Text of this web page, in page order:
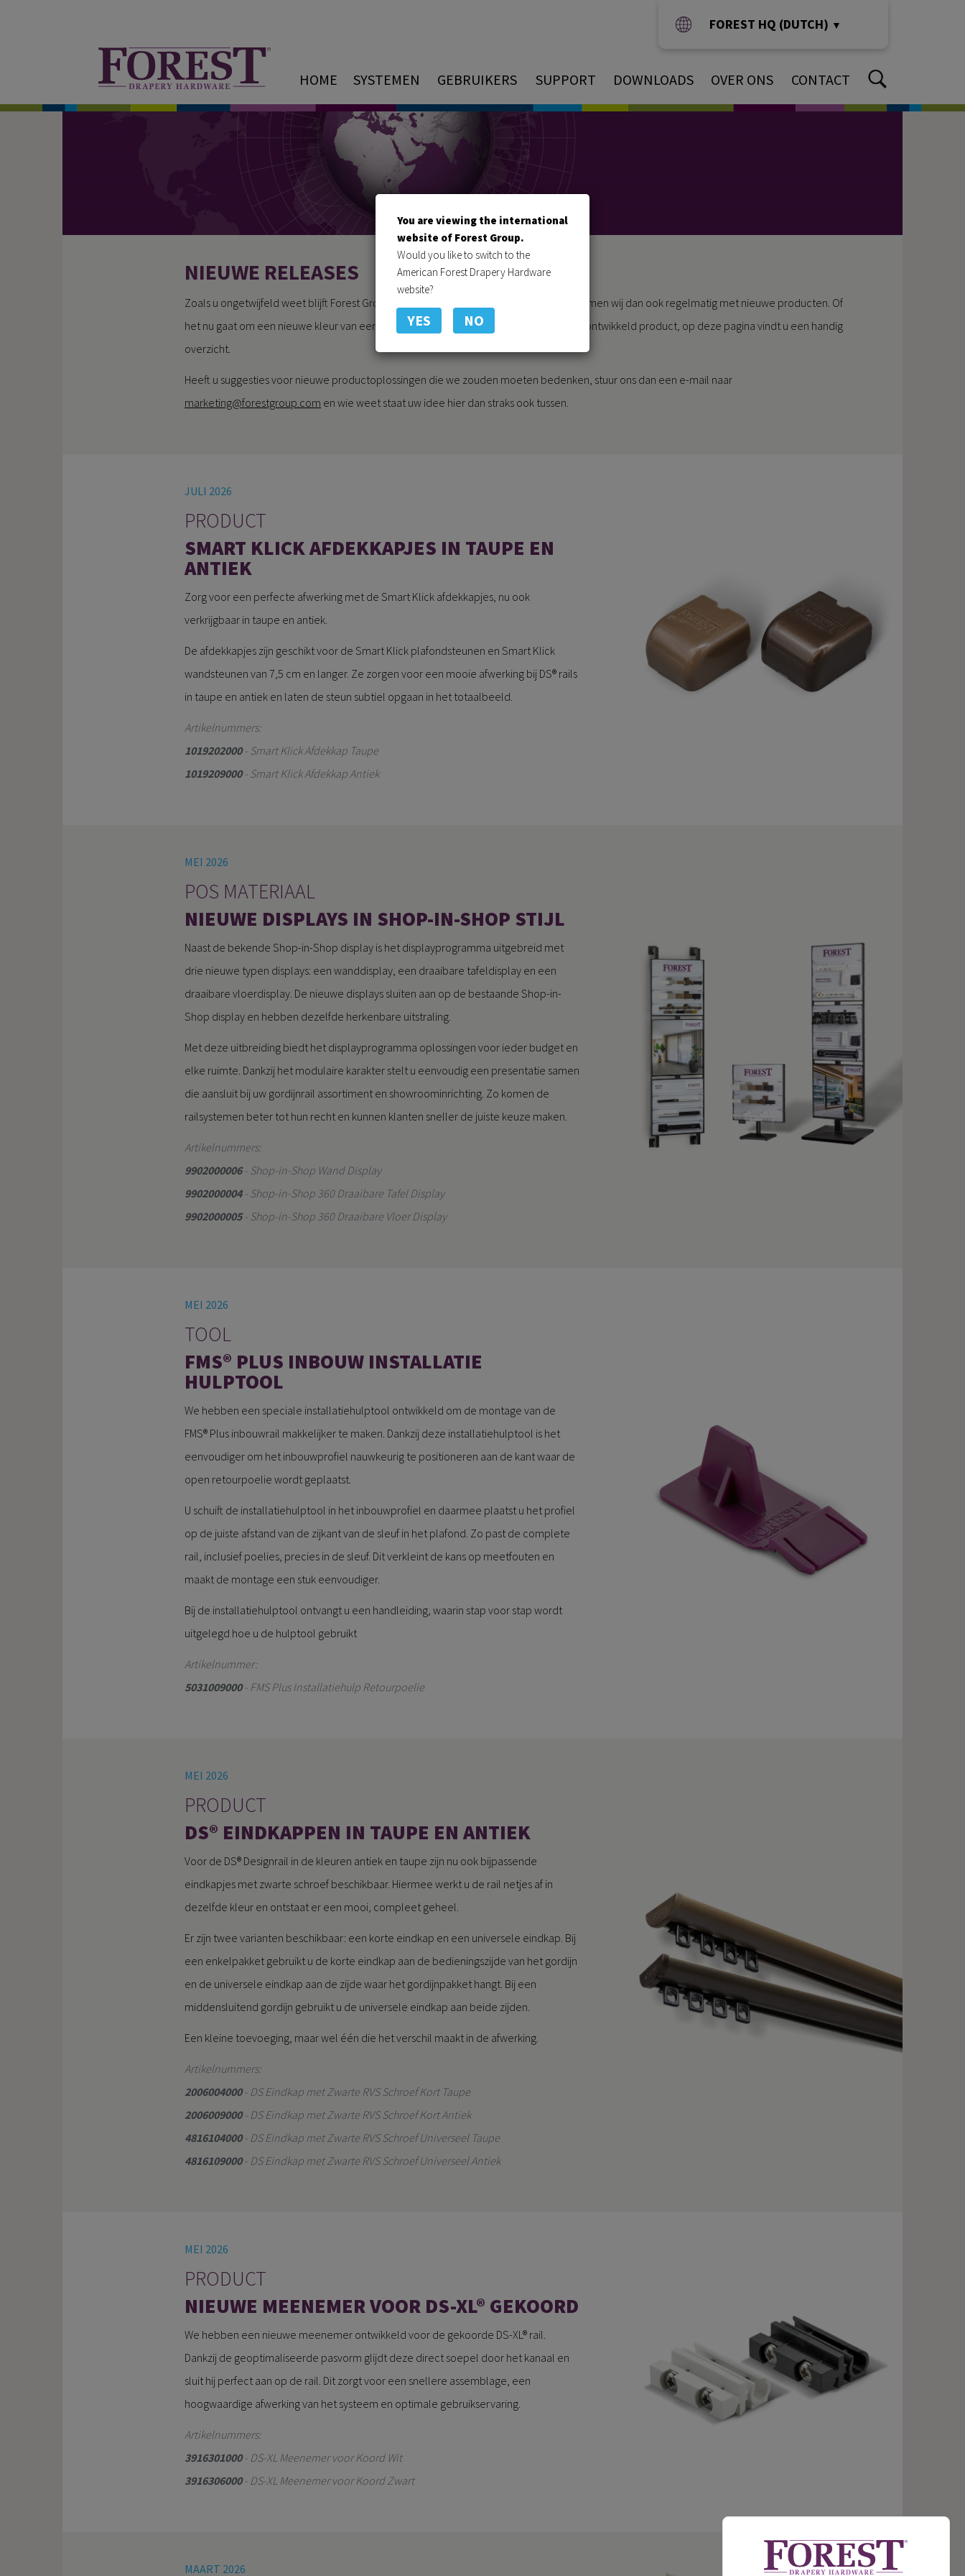
You are viewing the international
website of Forest Group.
Would you like to switch to the
American Forest Drapery Hardware
website?
YES NO
FOREST HQ (DUTCH) ▼
HOME SYSTEMEN GEBRUIKERS SUPPORT DOWNLOADS OVER ONS CONTACT
NIEUWE RELEASES
Zoals u ongetwijfeld weet blijft Forest Group continu innoveren; gedurende het jaar komen wij dan ook regelmatig met nieuwe producten. Of
het nu gaat om een nieuwe kleur van een bestaande eindkap of een compleet nieuw ontwikkeld product, op deze pagina vindt u een handig
overzicht.
Heeft u suggesties voor nieuwe productoplossingen die we zouden moeten bedenken, stuur ons dan een e-mail naar
marketing@forestgroup.com en wie weet staat uw idee hier dan straks ook tussen.
JULI 2026
PRODUCT
SMART KLICK AFDEKKAPJES IN TAUPE EN
ANTIEK
Zorg voor een perfecte afwerking met de Smart Klick afdekkapjes, nu ook
verkrijgbaar in taupe en antiek.
De afdekkapjes zijn geschikt voor de Smart Klick plafondsteunen en Smart Klick
wandsteunen van 7,5 cm en langer. Ze zorgen voor een mooie afwerking bij DS® rails
in taupe en antiek en laten de steun subtiel opgaan in het totaalbeeld.
Artikelnummers:
1019202000- Smart Klick Afdekkap Taupe
1019209000- Smart Klick Afdekkap Antiek
MEI 2026
POS MATERIAAL
NIEUWE DISPLAYS IN SHOP-IN-SHOP STIJL
Naast de bekende Shop-in-Shop display is het displayprogramma uitgebreid met
drie nieuwe typen displays: een wanddisplay, een draaibare tafeldisplay en een
draaibare vloerdisplay. De nieuwe displays sluiten aan op de bestaande Shop-in-
Shop display en hebben dezelfde herkenbare uitstraling.
Met deze uitbreiding biedt het displayprogramma oplossingen voor ieder budget en
elke ruimte. Dankzij het modulaire karakter stelt u eenvoudig een presentatie samen
die aansluit bij uw gordijnrail assortiment en showroominrichting. Zo komen de
railsystemen beter tot hun recht en kunnen klanten sneller de juiste keuze maken.
Artikelnummers:
9902000006 - Shop-in-Shop Wand Display
9902000004 - Shop-in-Shop 360 Draaibare Tafel Display
9902000005 - Shop-in-Shop 360 Draaibare Vloer Display
MEI 2026
TOOL
FMS® PLUS INBOUW INSTALLATIE
HULPTOOL
We hebben een speciale installatiehulptool ontwikkeld om de montage van de
FMS® Plus inbouwrail makkelijker te maken. Dankzij deze installatiehulptool is het
eenvoudiger om het inbouwprofiel nauwkeurig te positioneren aan de kant waar de
open retourpoelie wordt geplaatst.
U schuift de installatiehulptool in het inbouwprofiel en daarmee plaatst u het profiel
op de juiste afstand van de zijkant van de sleuf in het plafond. Zo past de complete
rail, inclusief poelies, precies in de sleuf. Dit verkleint de kans op meetfouten en
maakt de montage een stuk eenvoudiger.
Bij de installatiehulptool ontvangt u een handleiding, waarin stap voor stap wordt
uitgelegd hoe u de hulptool gebruikt
Artikelnummer:
5031009000- FMS Plus Installatiehulp Retourpoelie
MEI 2026
PRODUCT
DS® EINDKAPPEN IN TAUPE EN ANTIEK
Voor de DS® Designrail in de kleuren antiek en taupe zijn nu ook bijpassende
eindkapjes met zwarte schroef beschikbaar. Hiermee werkt u de rail netjes af in
dezelfde kleur en ontstaat er een mooi, compleet geheel.
Er zijn twee varianten beschikbaar: een korte eindkap en een universele eindkap. Bij
een enkelpakket gebruikt u de korte eindkap aan de bedieningszijde van het gordijn
en de universele eindkap aan de zijde waar het gordijnpakket hangt. Bij een
middensluitend gordijn gebruikt u de universele eindkap aan beide zijden.
Een kleine toevoeging, maar wel één die het verschil maakt in de afwerking.
Artikelnummers:
2006004000- DS Eindkap met Zwarte RVS Schroef Kort Taupe
2006009000- DS Eindkap met Zwarte RVS Schroef Kort Antiek
4816104000- DS Eindkap met Zwarte RVS Schroef Universeel Taupe
4816109000- DS Eindkap met Zwarte RVS Schroef Universeel Antiek
MEI 2026
PRODUCT
NIEUWE MEENEMER VOOR DS-XL® GEKOORD
We hebben een nieuwe meenemer ontwikkeld voor de gekoorde DS-XL® rail.
Dankzij de geoptimaliseerde pasvorm glijdt deze direct soepel door het kanaal en
sluit hij perfect aan op de rail. Dit zorgt voor een snellere assemblage, een
hoogwaardige afwerking van het systeem en optimale gebruikservaring.
Artikelnummers:
3916301000- DS-XL Meenemer voor Koord Wit
3916306000- DS-XL Meenemer voor Koord Zwart
MAART 2026